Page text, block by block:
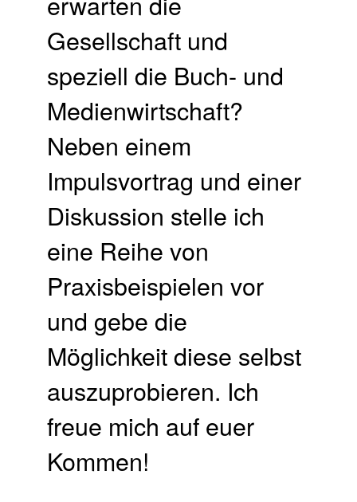
Gesellschaft und
speziell die Buch- und
Medienwirtschaft?
Neben einem
Impulsvortrag und einer
Diskussion stelle ich
eine Reihe von
Praxisbeispielen vor
und gebe die
Möglichkeit diese selbst
auszuprobieren. Ich
freue mich auf euer
Kommen!